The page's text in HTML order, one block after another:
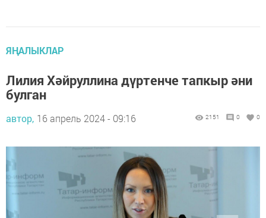
ЯҢАЛЫКЛАР
Лилия Хәйруллина дүртенче тапкыр әни
булган
автор, 16 апрель 2024 - 09:16 2151 0 0